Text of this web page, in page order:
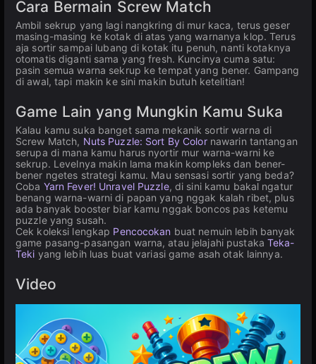
Cara Bermain Screw Match
Ambil sekrup yang lagi nangkring di mur kaca, terus geser
masing-masing ke kotak di atas yang warnanya klop. Terus
aja sortir sampai lubang di kotak itu penuh, nanti kotaknya
otomatis diganti sama yang fresh. Kuncinya cuma satu:
pasin semua warna sekrup ke tempat yang bener. Gampang
di awal, tapi makin ke sini makin butuh ketelitian!
Game Lain yang Mungkin Kamu Suka
Kalau kamu suka banget sama mekanik sortir warna di
Screw Match, Nuts Puzzle: Sort By Colornawarin tantangan
serupa di mana kamu harus nyortir mur warna-warni ke
sekrup. Levelnya makin lama makin kompleks dan bener-
bener ngetes strategi kamu. Mau sensasi sortir yang beda?
Coba Yarn Fever! Unravel Puzzle, di sini kamu bakal ngatur
benang warna-warni di papan yang nggak kalah ribet, plus
ada banyak booster biar kamu nggak boncos pas ketemu
puzzle yang susah.
Cek koleksi lengkap Pencocokan buat nemuin lebih banyak
game pasang-pasangan warna, atau jelajahi pustaka Teka-
Teki yang lebih luas buat variasi game asah otak lainnya.
Video